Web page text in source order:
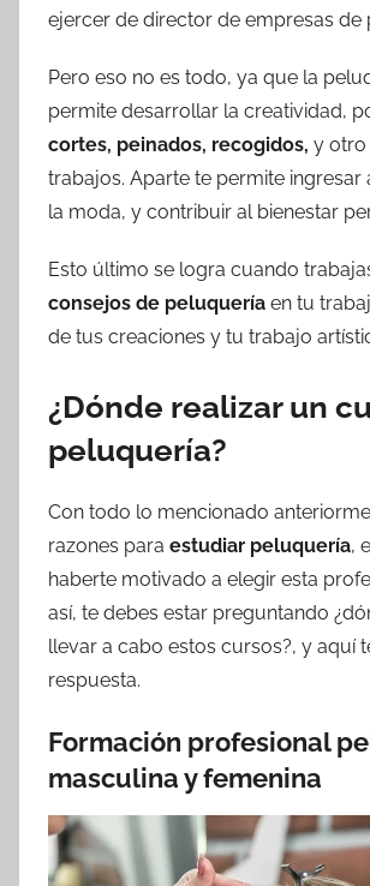
ejercer de director de empresas de
Pero eso no es todo, ya que la
permite desarrollar la creatividad,
cortes, peinados, recogidos, y otro
trabajos. Aparte te permite ingresar
la moda, y contribuir al bienestar
Esto último se logra cuando
consejos de peluquería en tu
de tus creaciones y tu trabajo
¿Dónde realizar un
peluquería?
Con todo lo mencionado
razones para estudiar peluquería,
haberte motivado a elegir esta
así, te debes estar preguntando
llevar a cabo estos cursos?, y aquí
respuesta.
Formación profesional
masculina y femenina